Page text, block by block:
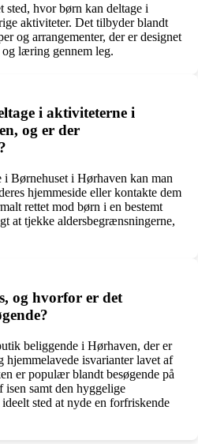
sted, hvor børn kan deltage i
aktiviteter. Det tilbyder blandt
og arrangementer, der er designet
læring gennem leg.
i aktiviteterne i
og er der
Børnehuset i Hørhaven kan man
hjemmeside eller kontakte dem
rettet mod børn i en bestemt
at tjekke aldersbegrænsningerne,
og hvorfor er det
beliggende i Hørhaven, der er
isvarianter lavet af
er populær blandt besøgende på
samt den hyggelige
sted at nyde en forfriskende